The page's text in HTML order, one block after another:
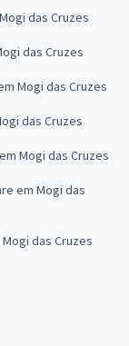
das Cruzes
das Cruzes
Mogi das Cruzes
das Cruzes
Mogi das Cruzes
em Mogi das
das Cruzes